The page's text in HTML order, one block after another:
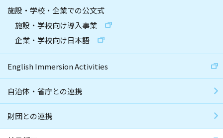
施設・学校・企業での公文式
施設・学校向け導入事業
企業・学校向け日本語
English Immersion Activities
自治体・省庁との連携
財団との連携